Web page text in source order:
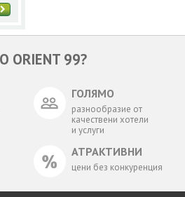
ORIENT 99?
ГОЛЯМО
разнообразие от
качествени хотели
и услуги
АТРАКТИВНИ
цени без конкуренция